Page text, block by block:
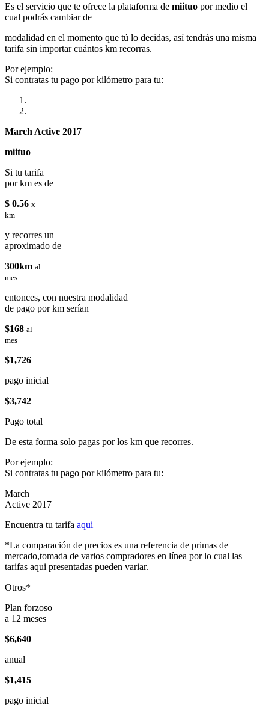
Es el servicio que te ofrece la plataforma de miituo por medio el
cual podrás cambiar de
modalidad en el momento que tú lo decidas, así tendrás una misma
tarifa sin importar cuántos km recorras.
Por ejemplo:
Si contratas tu pago por kilómetro para tu:
March Active 2017
miituo
Si tu tarifa
por km es de
$ 0.56 x
km
y recorres un
aproximado de
300km al
mes
entonces, con nuestra modalidad
de pago por km serían
$168 al
mes
$1,726
pago inicial
$3,742
Pago total
De esta forma solo pagas por los km que recorres.
Por ejemplo:
Si contratas tu pago por kilómetro para tu:
March
Active 2017
Encuentra tu tarifa aqui
*La comparación de precios es una referencia de primas de
mercado,tomada de varios compradores en línea por lo cual las
tarifas aqui presentadas pueden variar.
Otros*
Plan forzoso
a 12 meses
$6,640
anual
$1,415
pago inicial